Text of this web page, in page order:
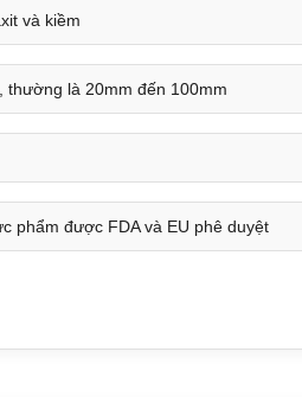
và kiềm
thường là 20mm đến 100mm
phẩm được FDA và EU phê duyệt